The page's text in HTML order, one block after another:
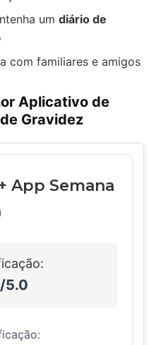
um diário de
com familiares e amigos
Aplicativo de
Gravidez
App Semana
5.0